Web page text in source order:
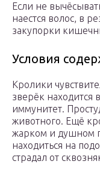
Если не
наестся волос, в
закупорки
Условия
Кролики
зверёк находится
иммунитет.
животного. Ещё
жарком и душном
находиться на
страдал от